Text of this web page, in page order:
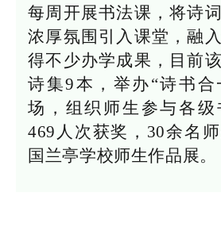
每周开展书法课，将诗
浓厚氛围引入课堂，融
得不少办学成果，目前
诗集9本，举办“诗书合
场，组织师生参与各级
469人次获奖，30余名
国兰亭学校师生作品展。